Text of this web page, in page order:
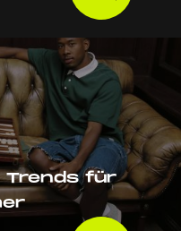
Trends für